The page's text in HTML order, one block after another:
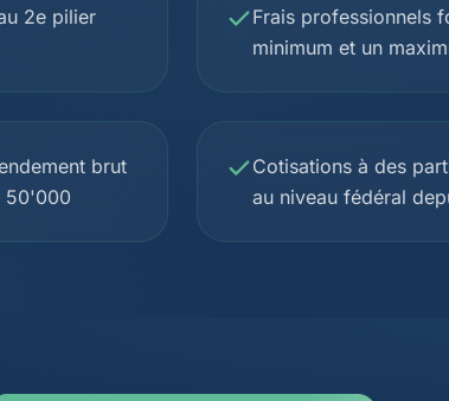
2e pilier
Frais professionnels
minimum et un
brut
50'000
Cotisations à des
au niveau fédéral